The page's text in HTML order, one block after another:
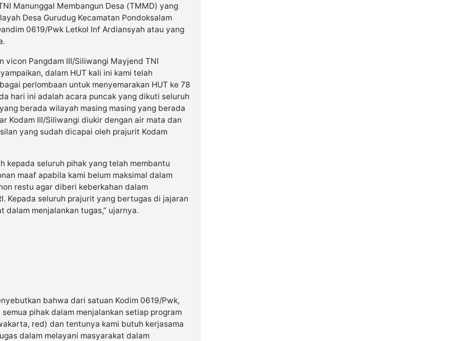
Manunggal Membangun Desa (TMMD) yang
Desa Gurudug Kecamatan Pondoksalam
0619/Pwk Letkol Inf Ardiansyah atau yang
vicon Pangdam III/Siliwangi Mayjend TNI
dalam HUT kali ini kami telah
perlombaan untuk menyemarakan HUT ke 78
hari ini adalah acara puncak yang dikuti seluruh
berada wilayah masing masing yang berada
Kodam III/Siliwangi diukir dengan air mata dan
yang sudah dicapai oleh prajurit Kodam
kepada seluruh pihak yang telah membantu
maaf apabila kami belum maksimal dalam
restu agar diberi keberkahan dalam
Kepada seluruh prajurit yang bertugas di jajaran
dalam menjalankan tugas,” ujarnya.
bahwa dari satuan Kodim 0619/Pwk,
pihak dalam menjalankan setiap program
red) dan tentunya kami butuh kerjasama
dalam melayani masyarakat dalam